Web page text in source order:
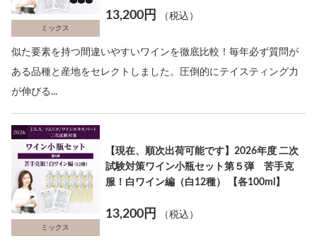
ミックス
13,200円 （税込）
似た要素を持つ間違いやすいワインを徹底比較！毎年必ず質問が
ある品種と産地をセレクトしました。圧倒的にテイスティング力
が伸びる...
ミックス
【現在、順次出荷可能です】2026年度 二次
試験対策ワイン小瓶セット第５弾 苦手克
服！白ワイン編（白12種） 【各100ml】
13,200円 （税込）